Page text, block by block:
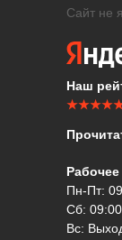
Наш
Сайт не
Пн-Пт:
Сб:
Вс: